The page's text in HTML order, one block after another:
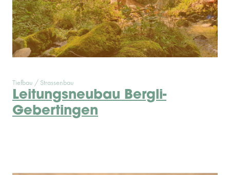
Tiefbau / Strassenbau
Leitungsneubau Bergli-
Gebertingen